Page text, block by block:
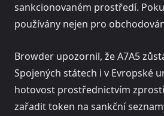
sankcionovaném prostředí.
používány nejen pro
Browder upozornil, že A7A5
Spojených státech i v Evropské
hotovost prostřednictvím
zařadit token na sankční